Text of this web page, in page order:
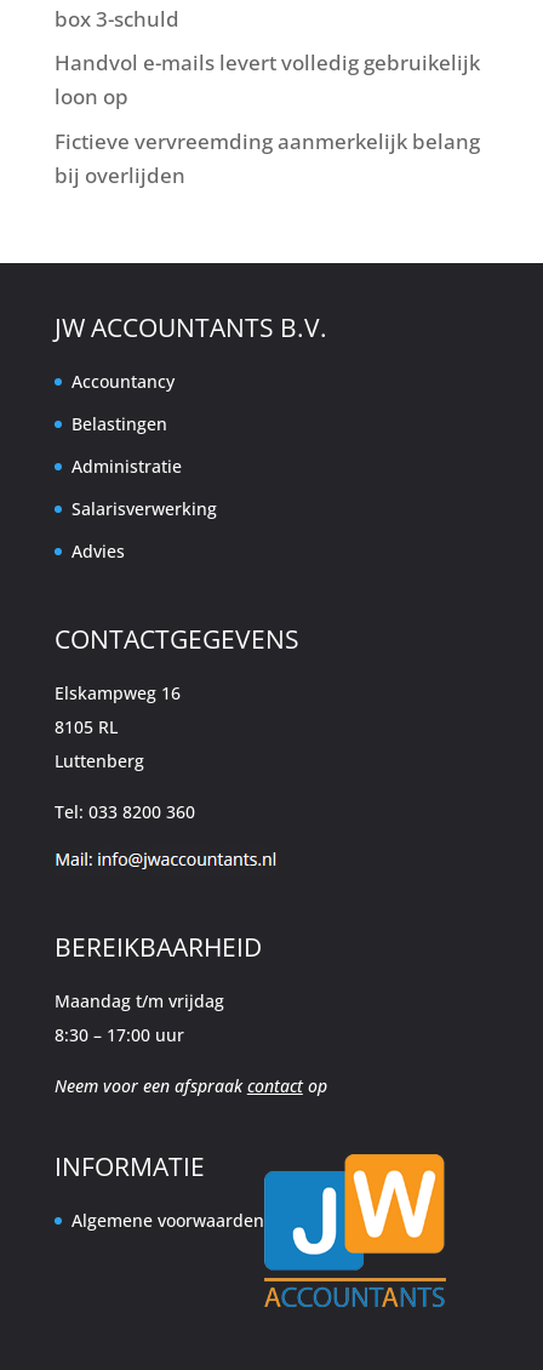
box 3-schuld
Handvol e-mails levert volledig gebruikelijk
loon op
Fictieve vervreemding aanmerkelijk belang
bij overlijden
JW ACCOUNTANTS B.V.
Accountancy
Belastingen
Administratie
Salarisverwerking
Advies
CONTACTGEGEVENS
Elskampweg 16
8105 RL
Luttenberg
Tel: 033 8200 360
BEREIKBAARHEID
Maandag t/m vrijdag
8:30 – 17:00 uur
Neem voor een afspraakcontactop
INFORMATIE
Algemene voorwaarden